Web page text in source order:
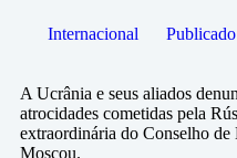
Internacional
A Ucrânia e seus aliados
atrocidades cometidas pela
extraordinária do Conselho
Moscou.